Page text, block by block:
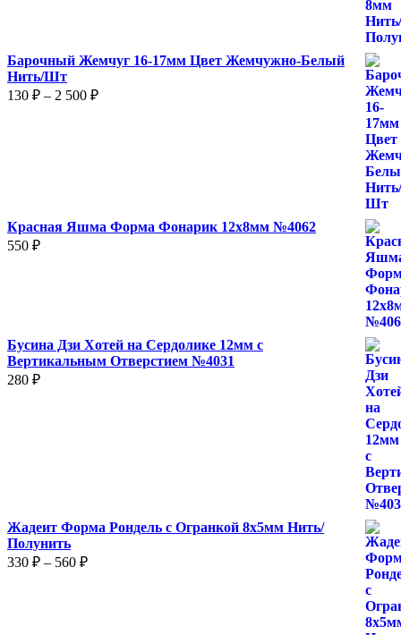
Барочный Жемчуг 16-17мм Цвет Жемчужно-Белый
Нить/Шт
130 ₽ – 2 500 ₽Диапазон
Красная Яшма Форма Фонарик 12x8мм №4062
550 ₽
Бусина Дзи Хотей на Сердолике 12мм с
Вертикальным Отверстием №4031
280 ₽
Жадеит Форма Рондель с Огранкой 8х5мм Нить/
Полунить
330 ₽ – 560 ₽Диапазон